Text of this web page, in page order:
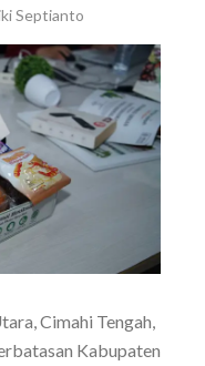
Septianto
Cimahi Tengah,
Kabupaten